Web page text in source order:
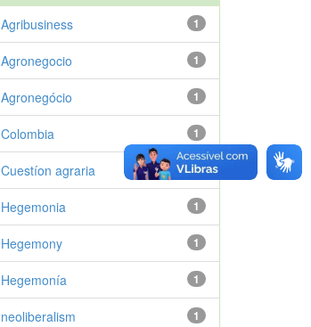
1
Agribusiness
1
Agronegocio
1
Agronegócio
1
Colombia
1
Cuestíon agraria
1
Hegemonia
1
Hegemony
1
Hegemonía
1
neoliberalism